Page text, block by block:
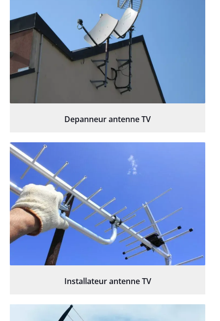
Depanneur antenne TV
Installateur antenne TV